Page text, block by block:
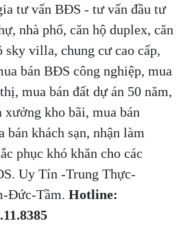
tư vấn BĐS - tư vấn đầu tư
nhà phố, căn hộ duplex, căn
sky villa, chung cư cao cấp,
bán BĐS công nghiệp, mua
mua bán đất dự án 50 năm,
xưởng kho bãi, mua bán
khách sạn, nhận làm
phục khó khăn cho các
Uy Tín -Trung Thực-
Đức-Tầm. Hotline: